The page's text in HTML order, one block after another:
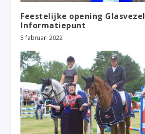
Feestelijke opening Glasvezel
Informatiepunt
5 februari 2022